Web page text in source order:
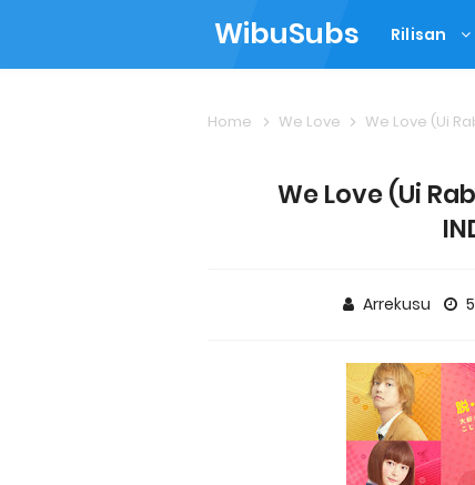
WibuSubs Rilisan
Home We Love We Love (Ui
We Love (Ui
Arrekusu